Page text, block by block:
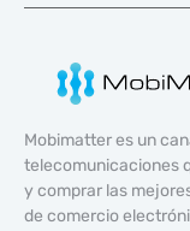
Mobimatter es un
telecomunicaciones
y comprar las
de comercio